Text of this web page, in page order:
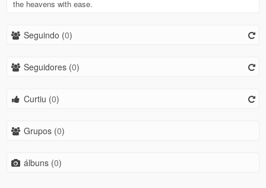
the heavens with ease.
Seguindo (0)
Seguidores (0)
Curtiu (0)
Grupos (0)
álbuns (0)